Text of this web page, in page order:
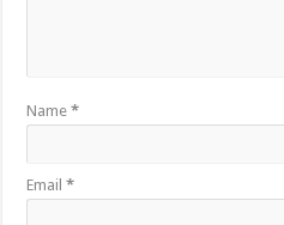
Name*
Email*